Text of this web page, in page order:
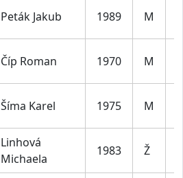
Peták Jakub 1989 M
Číp Roman 1970 M
Šíma Karel 1975 M
Linhová
Michaela
1983 Ž